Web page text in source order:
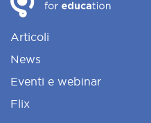
Articoli
News
Eventi e webinar
Flix